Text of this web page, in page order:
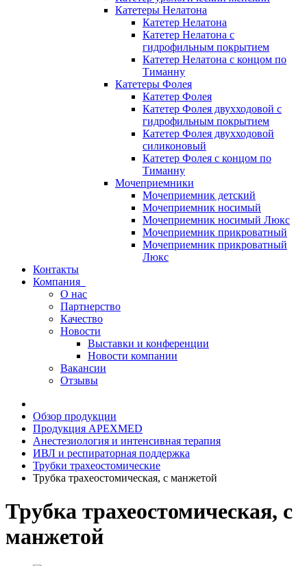
Катетеры Нелатона
Катетер Нелатона
Катетер Нелатона с
гидрофильным покрытием
Катетер Нелатона с концом по
Тиманну
Катетеры Фолея
Катетер Фолея
Катетер Фолея двухходовой с
гидрофильным покрытием
Катетер Фолея двухходовой
силиконовый
Катетер Фолея с концом по
Тиманну
Мочеприемники
Мочеприемник детский
Мочеприемник носимый
Мочеприемник носимый Люкс
Мочеприемник прикроватный
Мочеприемник прикроватный
Люкс
Контакты
Компания
О нас
Партнерство
Качество
Новости
Выставки и конференции
Новости компании
Вакансии
Отзывы
Обзор продукции
Продукция APEXMED
Анестезиология и интенсивная терапия
ИВЛ и респираторная поддержка
Трубки трахеостомические
Трубка трахеостомическая, с манжетой
Трубка трахеостомическая, с
манжетой